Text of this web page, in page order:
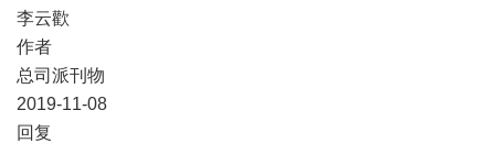
李云歡
作者
总司派刊物
2019-11-08
​回复